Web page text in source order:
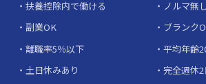
扶養控除内で働ける
ノルマ無
副業OK
ブランク
離職率5％以下
平均年齢
土日休みあり
完全週休2